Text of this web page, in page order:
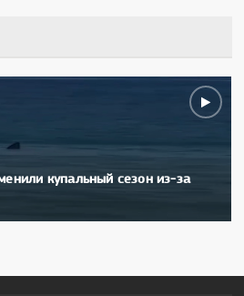
купальный сезон из-за